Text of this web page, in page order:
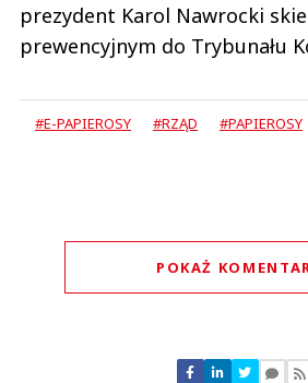
prezydent Karol Nawrocki
prewencyjnym do Trybunału
#E-PAPIEROSY #RZĄD #PAPIEROSY
POKAŻ
Nie znaleziono